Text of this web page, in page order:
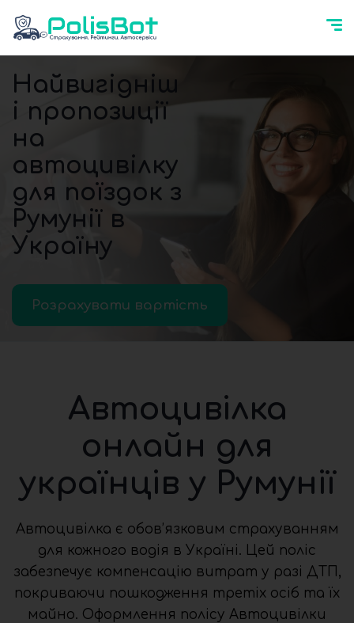
Найвигідніш
і пропозиції
на
автоцивілку
для поїздок з
Румунії в
Україну
Розрахувати вартість
Автоцивілка
онлайн для
українців у Румунії
Автоцивілка є обов’язковим страхуванням
для кожного водія в Україні. Цей поліс
забезпечує компенсацію витрат у разі ДТП,
покриваючи пошкодження третіх осіб та їх
майно. Оформлення полісу Автоцивілки